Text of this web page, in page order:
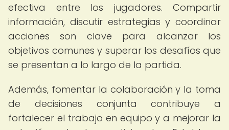
efectiva entre los jugadores. Compartir
información, discutir estrategias y coordinar
acciones son clave para alcanzar los
objetivos comunes y superar los desafíos que
se presentan a lo largo de la partida.
Además, fomentar la colaboración y la toma
de decisiones conjunta contribuye a
fortalecer el trabajo en equipo y a mejorar la